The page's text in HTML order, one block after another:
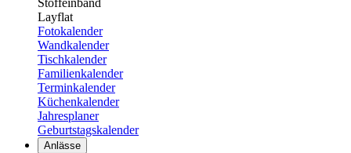
Stoffeinband
Layflat
Fotokalender
Wandkalender
Tischkalender
Familienkalender
Terminkalender
Küchenkalender
Jahresplaner
Geburtstagskalender
Anlässe